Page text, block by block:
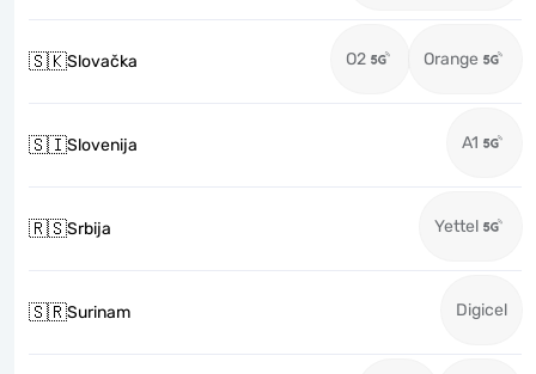
🇸🇰Slovačka O2 Orange
🇸🇮Slovenija A1
🇷🇸Srbija Yettel
🇸🇷Surinam Digicel